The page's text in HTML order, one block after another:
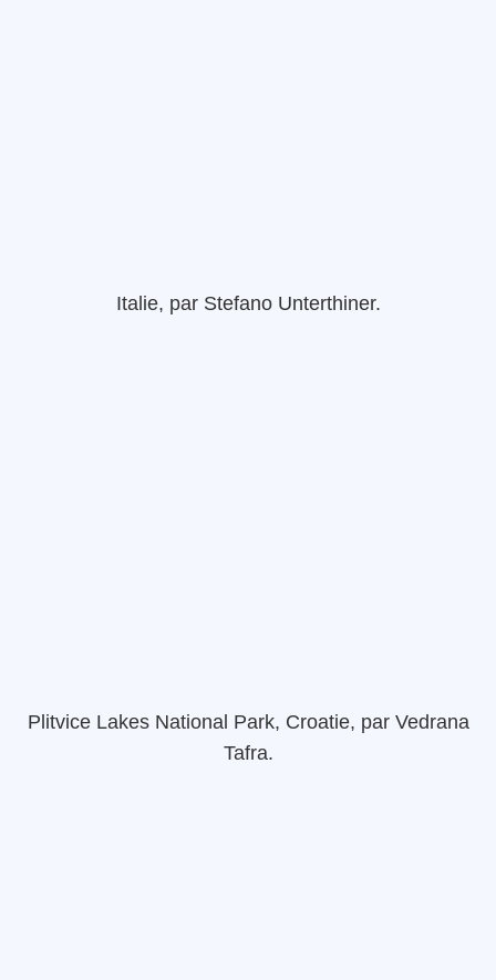
Italie, par Stefano Unterthiner.
Plitvice Lakes National Park, Croatie, par Vedrana
Tafra.